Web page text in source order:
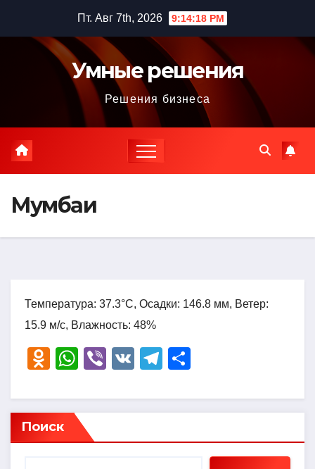
содержимому
Пт. Авг 7th, 2026 9:14:19 PM
Умные решения
Решения бизнеса
Мумбаи
Температура: 37.3°C, Осадки: 146.8 мм, Ветер:
15.9 м/с, Влажность: 48%
O
n
o
kl
W
at
s
A
Vi
er
V
T
e
a
р
в
Поиск